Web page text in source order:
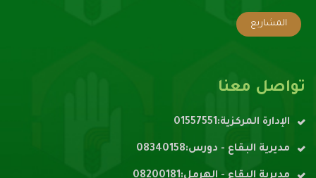
المشاريع
تواصل معنا
الإدارة المركزية:01557551
مديرية البقاع - دورس:08340158